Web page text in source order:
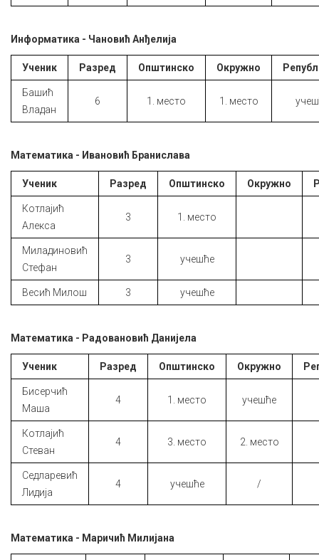
Информатика - Чановић Анђелија
Ученик Разред Општинско Окружно
Башић
Владан
6 1. место 1. место
Математика - Ивановић Бранислава
Ученик Разред Општинско Окружно
Котлајић
Алекса
3 1. место
Миладиновић
Стефан
3 учешће
Весић Милош 3 учешће
Математика - Радовановић Данијела
Ученик Разред Општинско Окружно
Бисерчић
Маша
4 1. место учешће
Котлајић
Стеван
4 3. место 2. место
Седларевић
Лидија
4 учешће /
Математика - Маричић Милијaнa